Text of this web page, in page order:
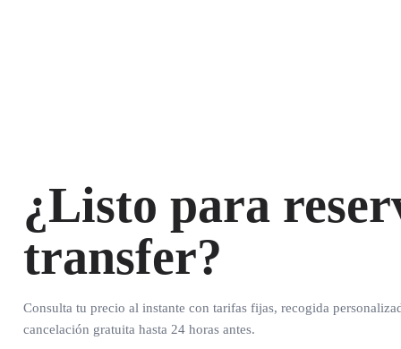
¿Listo para
transfer?
Consulta tu precio al instante con tarifas fijas, recogida
cancelación gratuita hasta 24 horas antes.